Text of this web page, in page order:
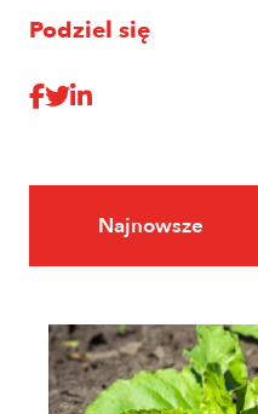
Podziel się
Najnowsze